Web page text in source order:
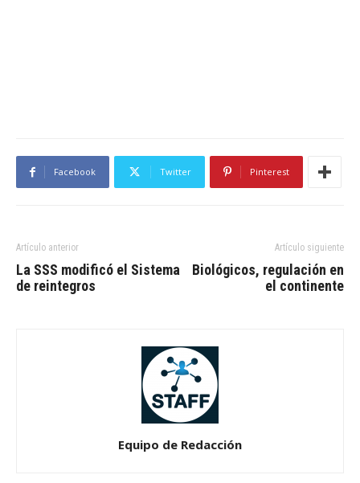
Facebook Twitter Pinterest
Artículo anterior
La SSS modificó el Sistema
de reintegros
Artículo siguiente
Biológicos, regulación en
el continente
Equipo de Redacción